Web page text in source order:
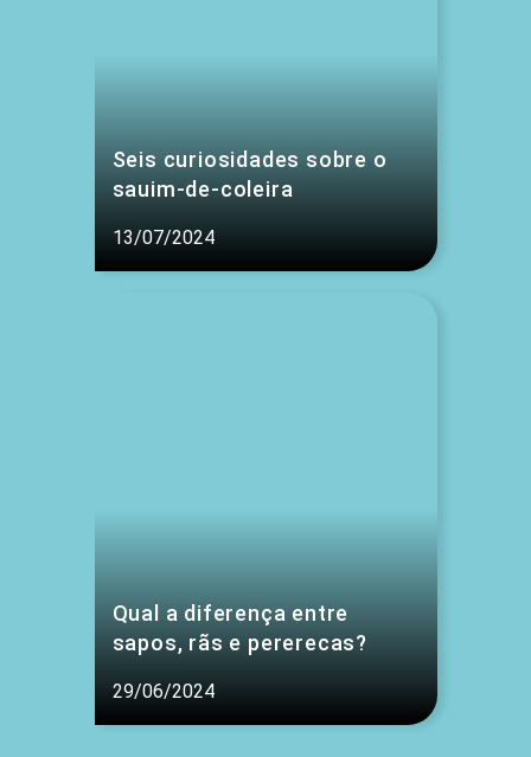
Seis curiosidades sobre o
sauim-de-coleira
13/07/2024
Qual a diferença entre
sapos, rãs e pererecas?
29/06/2024